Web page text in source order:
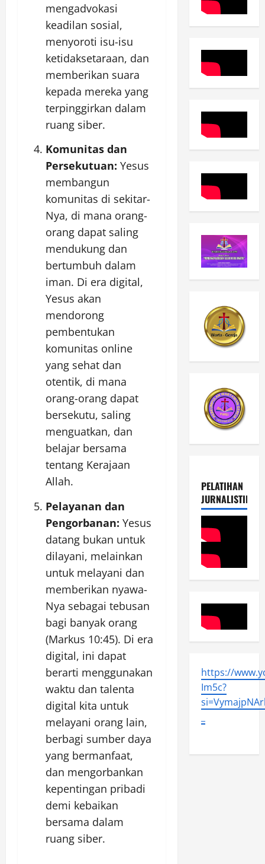
mengadvokasi
keadilan sosial,
menyoroti isu-isu
ketidaksetaraan, dan
memberikan suara
kepada mereka yang
terpinggirkan dalam
ruang siber.
Komunitas dan
Persekutuan: Yesus
membangun
komunitas di sekitar-
Nya, di mana orang-
orang dapat saling
mendukung dan
bertumbuh dalam
iman. Di era digital,
Yesus akan
mendorong
pembentukan
komunitas online
yang sehat dan
otentik, di mana
orang-orang dapat
bersekutu, saling
menguatkan, dan
belajar bersama
tentang Kerajaan
Allah.
Pelayanan dan
Pengorbanan: Yesus
datang bukan untuk
dilayani, melainkan
untuk melayani dan
memberikan nyawa-
Nya sebagai tebusan
bagi banyak orang
(Markus 10:45). Di era
digital, ini dapat
berarti menggunakan
waktu dan talenta
digital kita untuk
melayani orang lain,
berbagi sumber daya
yang bermanfaat,
dan mengorbankan
kepentingan pribadi
demi kebaikan
bersama dalam
ruang siber.
PELATIHAN
JURNALISTIK
https://
Im5c?